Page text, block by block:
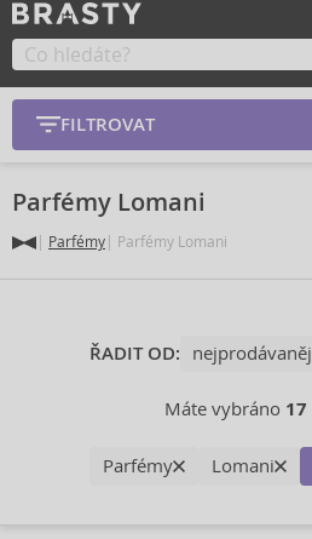
FILTROVAT
Parfémy Lomani
Parfémy Parfémy Lomani
ŘADIT OD:
Máte vybráno 17
Parfémy Lomani